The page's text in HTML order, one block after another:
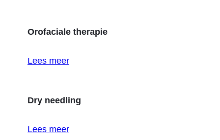
Orofaciale therapie
Lees meer
Dry needling
Lees meer